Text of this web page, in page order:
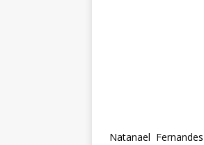
Natanael